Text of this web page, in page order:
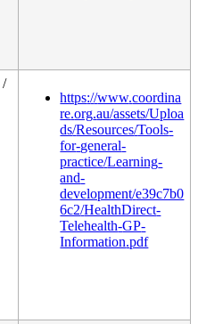
/
https://www.coordina
re.org.au/assets/Uploa
ds/Resources/Tools-
for-general-
practice/Learning-
and-
development/e39c7b0
6c2/HealthDirect-
Telehealth-GP-
Information.pdf